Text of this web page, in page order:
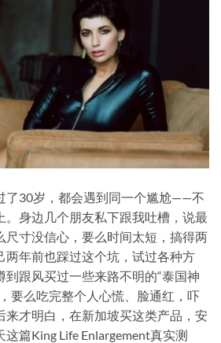
了30岁，都会遇到同一个尴尬——不
。身边几个朋友私下跟我吐槽，说最
尺寸没信心，要么时间太短，搞得两
两年前也踩过这个坑，试过各种方
跟风买过一些来路不明的“泰国神
要么吃完整个人心慌、脸通红，吓
来才明白，在新加坡买这类产品，安
篇King Life Enlargement真实测